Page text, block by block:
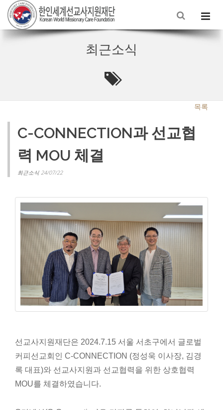
최근소식
목록
C-CONNECTION과 선교협
력 MOU 체결
최근소식 24/07/22
선교사지원재단은 2024.7.15 서울 서초구에서 글로벌
커피선교회인 C-CONNECTION (정성욱 이사장, 김경
록 대표)와 선교사지원과 선교협력을 위한 상호협력
MOU를 체결하였습니다.